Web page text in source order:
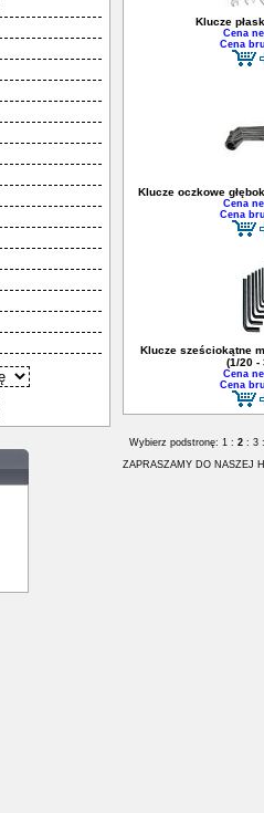
Klucze
Cena
Cena
Klucze oczkowe
Cena
Cena
Klucze sześciokątne
(1/20 -
Cena
Cena
Wybierz podstronę: 1 : 2 : 3 :
ZAPRASZAMY DO NASZEJ